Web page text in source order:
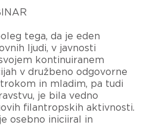
tega, da je eden
ljudi, v javnosti
kontinuiranem
v družbeno odgovorne
in mladim, pa tudi
je bila vedno
filantropskih aktivnosti.
osebno iniciiral in